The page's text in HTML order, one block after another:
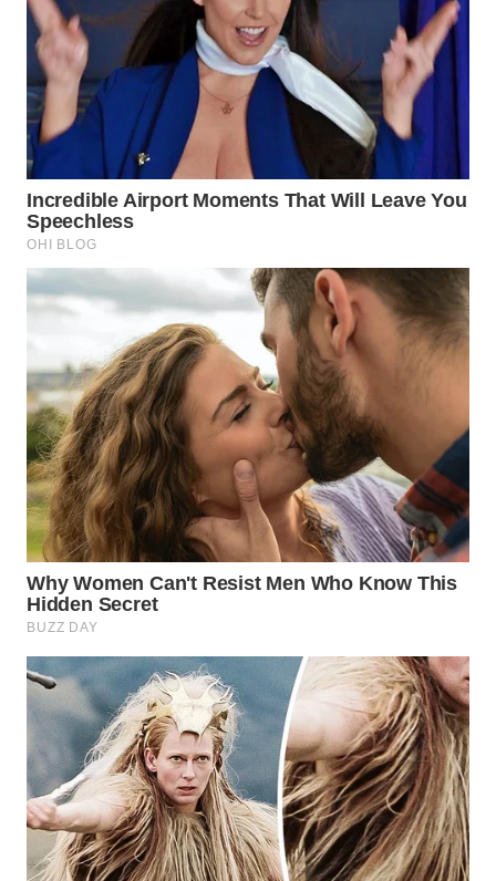
WN
LANGKAT
WN
TAPANULI
SELATAN
WN
TANJUNG
LESUNG
WN
SIMALUNGUN
WN
LABUHANBATU
WN
TAPANULI
TENGAH
WN DELI
SERDANG
WN
TEBING
TINGGI
WN